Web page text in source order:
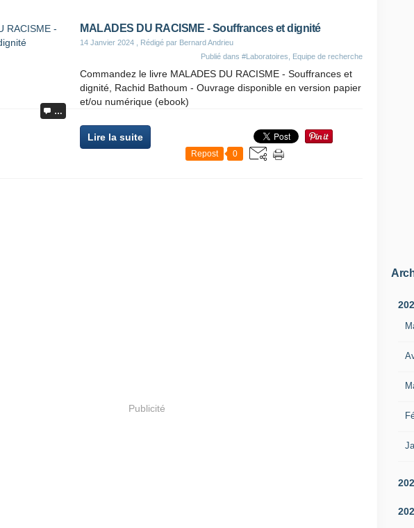
…
MALADES DU RACISME - Souffrances et dignité
14 Janvier 2024 , Rédigé par Bernard Andrieu
Publié dans #Laboratoires, Equipe de recherche
Commandez le livre MALADES DU RACISME - Souffrances et
dignité, Rachid Bathoum - Ouvrage disponible en version papier
et/ou numérique (ebook)
Lire la suite
Repost 0
Publicité